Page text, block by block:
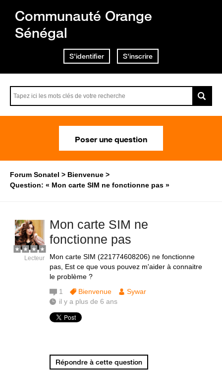
Communauté Orange
Sénégal
S'identifier S'inscrire
Poser une question
Forum Sonatel
Bienvenue
Question: « Mon carte SIM ne fonctionne pas »
Mon carte SIM ne
fonctionne pas
Mon carte SIM (221774608206) ne fonctionne
pas, Est ce que vous pouvez m'aider à connaitre
le problème ?
Lecteur
1 Bienvenue
Sywar
il y a plus de 6 ans
Répondre à cette question